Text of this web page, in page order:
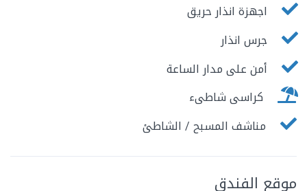
اجهزة انذار حريق
جرس انذار
أمن على مدار الساعة
كراسى شاطىء
مناشف المسبح / الشاطئ
موقع الفندق